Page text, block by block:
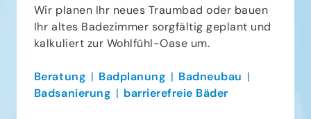
Wir planen Ihr neues Traumbad oder bauen
Ihr altes Badezimmer sorgfältig geplant und
kalkuliert zur Wohlfühl-Oase um.
Beratung Badplanung
Badneubau
Badsanierung
barrierefreie Bäder